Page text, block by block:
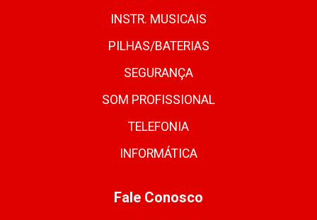
INSTR. MUSICAIS
PILHAS/BATERIAS
SEGURANÇA
SOM PROFISSIONAL
TELEFONIA
INFORMÁTICA
Fale Conosco